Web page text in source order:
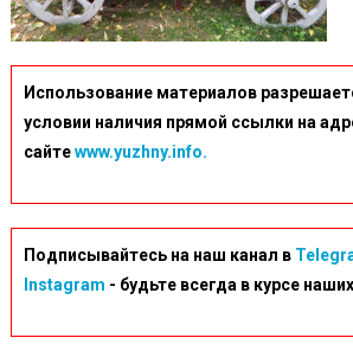
Использование материалов
условии наличия прямой ссылки на
сайтеwww.yuzhny.info.
Подписывайтесь на наш канал в
Instagram - будьте всегда в курсе